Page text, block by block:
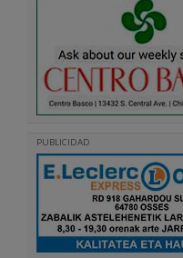
PUBLICIDAD